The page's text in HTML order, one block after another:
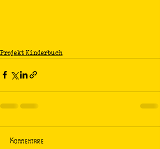
Projekt Kinderbuch
Kommentare